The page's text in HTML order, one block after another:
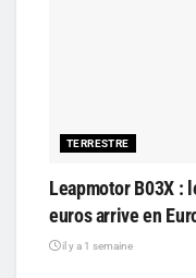
TERRESTRE
Leapmotor B03X :
euros arrive en
il y a 1 semaine